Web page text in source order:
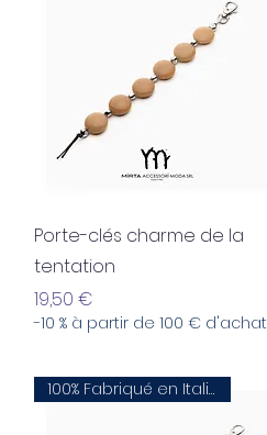
Aperçu rapide
Porte-clés charme de la
tentation
Prix
19,50 €
-10 % à partir de 100 € d'achat
100% Fabriqué en Italie